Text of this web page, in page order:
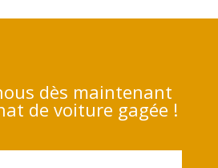
dès maintenant
de voiture gagée !